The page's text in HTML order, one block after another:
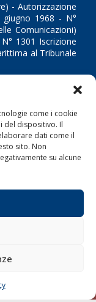
come i cookie
del dispositivo. Il
dati come il
sito. Non
su alcune
- Autorizzazione
1968 - N°
Comunicazioni)
1301 Iscrizione
al Tribunale